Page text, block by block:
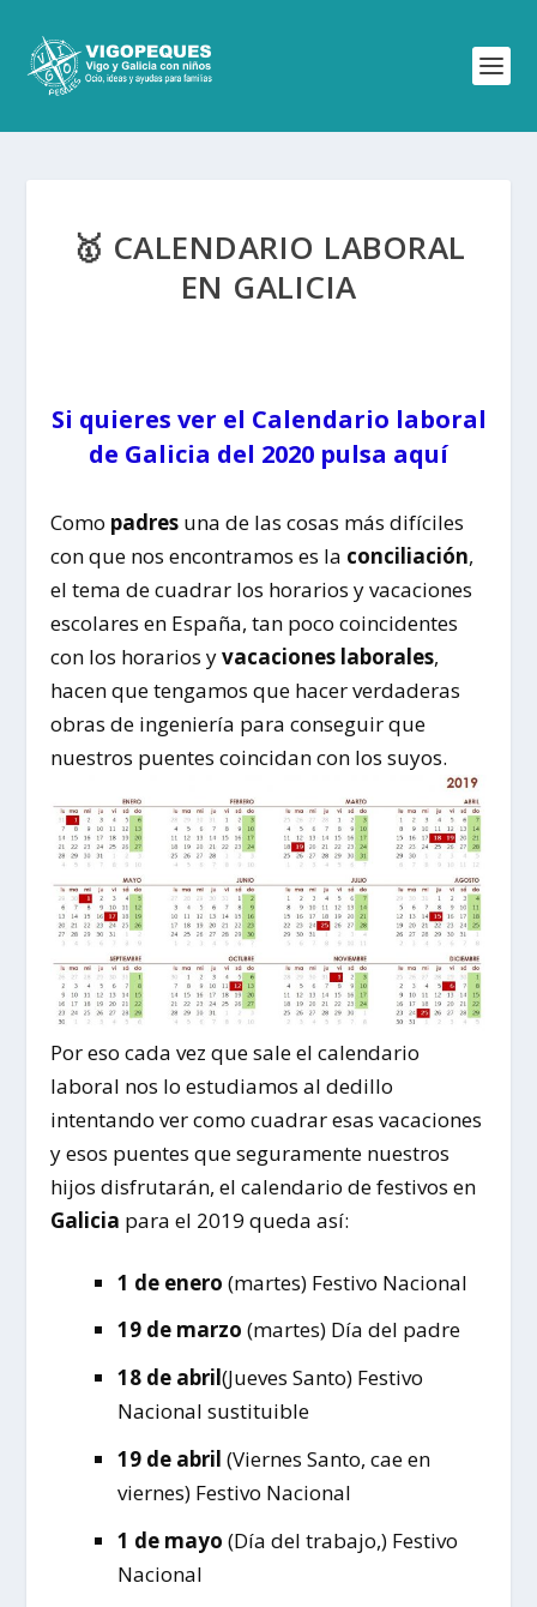
🥇 CALENDARIO LABORAL
EN GALICIA
Si quieres ver el Calendario laboral
de Galicia del 2020 pulsa aquí
Como padres una de las cosas más difíciles
con que nos encontramos es la conciliación,
el tema de cuadrar los horarios y vacaciones
escolares en España, tan poco coincidentes
con los horarios yvacaciones laborales,
hacen que tengamos que hacer verdaderas
obras de ingeniería para conseguir que
nuestros puentes coincidan con los suyos.
Por eso cada vez que sale el calendario
laboral nos lo estudiamos al dedillo
intentando ver como cuadrar esas vacaciones
y esos puentes que seguramente nuestros
hijos disfrutarán, el calendario de festivos en
Galicia para el 2019 queda así:
1 de enero (martes) Festivo Nacional
19 de marzo(martes) Día del padre
18 de abril(Jueves Santo) Festivo
Nacional sustituible
19 de abril (Viernes Santo, cae en
viernes) Festivo Nacional
1 de mayo(Día del trabajo,) Festivo
Nacional